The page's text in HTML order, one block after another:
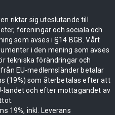
riktar sig uteslutande till
föreningar och sociala och
som avses i §14 BGB. Vårt
i den mening som avses
tekniska förändringar och
EU-medlemsländer betalar
(19%) som återbetalas efter att
landet och efter mottagandet av
19%, inkl. Leverans